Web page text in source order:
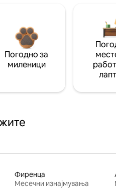
Погодно за
миленици
Фиренца
Месечни изнајмувања